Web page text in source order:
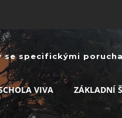
specifickými
VIVA ZÁKLADNÍ